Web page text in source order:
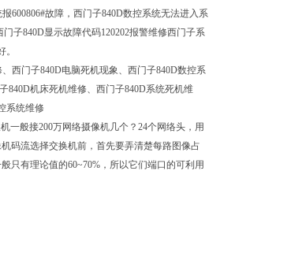
600806#故障，西门子840D数控系统无法进入系
子840D显示故障代码120202报警维修西门子系
西门子840D电脑死机现象、西门子840D数控系
840D机床死机维修、西门子840D系统死机维
系统维修
一般接200万网络摄像机几个？24个网络头，用
码流选择交换机前，首先要弄清楚每路图像占
只有理论值的60~70%，所以它们端口的可利用